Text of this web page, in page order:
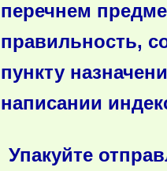
перечнем
правильность,
пункту
написании
Упакуйте